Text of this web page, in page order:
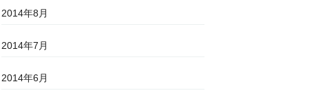
2014年8月
2014年7月
2014年6月